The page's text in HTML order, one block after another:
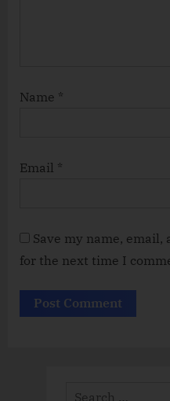
Name *
Email *
Save my name,
for the next time I
Search